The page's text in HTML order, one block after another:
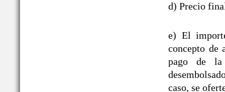
d) Precio
e) El
concepto de
pago de
caso, se